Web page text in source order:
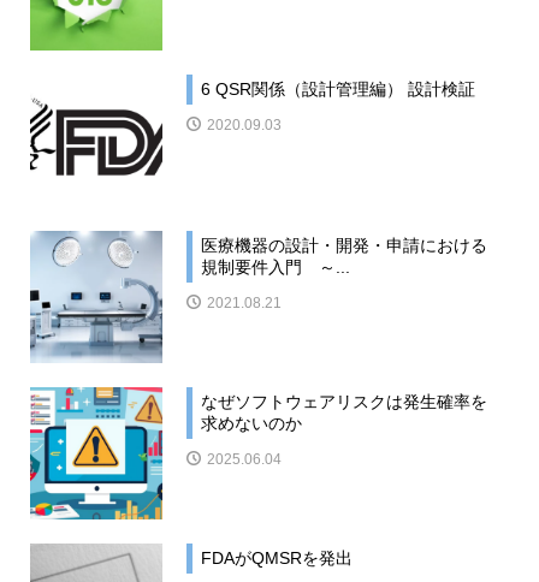
6 QSR関係（設計管理編） 設計検証
2020.09.03
医療機器の設計・開発・申請における
規制要件入門 ～...
2021.08.21
なぜソフトウェアリスクは発生確率を
求めないのか
2025.06.04
FDAがQMSRを発出